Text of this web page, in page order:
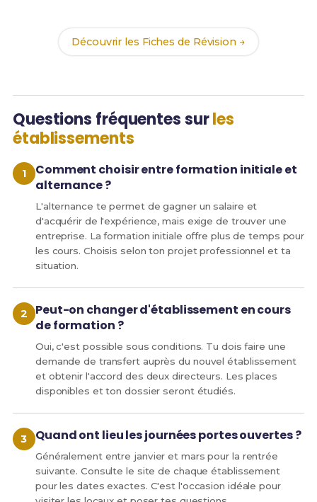
Découvrir les Fiches de Révision →
Questions fréquentes surles
établissements
Comment choisir entre formation initiale et
alternance ?
L'alternance te permet de gagner un salaire et
d'acquérir de l'expérience, mais exige de trouver une
entreprise. La formation initiale offre plus de temps pour
les cours. Choisis selon ton projet professionnel et ta
situation.
Peut-on changer d'établissement en cours
de formation ?
Oui, c'est possible sous conditions. Tu dois faire une
demande de transfert auprès du nouvel établissement
et obtenir l'accord des deux directeurs. Les places
disponibles et ton dossier seront étudiés.
Quand ont lieu les journées portes ouvertes ?
Généralement entre janvier et mars pour la rentrée
suivante. Consulte le site de chaque établissement
pour les dates exactes. C'est l'occasion idéale pour